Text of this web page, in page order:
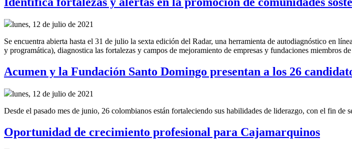
lunes, 12 de julio de 2021
Se encuentra abierta hasta el 31 de julio la sexta edición del Radar, una herramienta de autodiagnóstico en
y programática), diagnostica las fortalezas y campos de mejoramiento de empresas y fundaciones miembros
Acumen y la Fundación Santo Domingo presentan a los 26
lunes, 12 de julio de 2021
Desde el pasado mes de junio, 26 colombianos están fortaleciendo sus habilidades de liderazgo, con el fin de
Oportunidad de crecimiento profesional para Cajamarquinos